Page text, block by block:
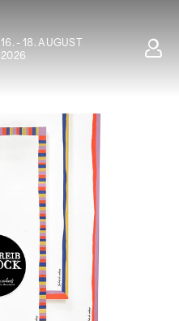
16. - 18. AUGUST
2026